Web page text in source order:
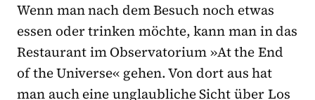
Wenn man nach dem Besuch noch etwas
essen oder trinken möchte, kann man in das
Restaurant im Observatorium »At the End
of the Universe« gehen. Von dort aus hat
man auch eine unglaubliche Sicht über Los